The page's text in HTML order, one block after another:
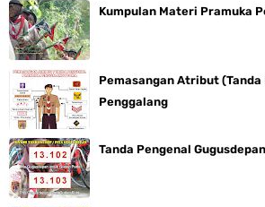
Kumpulan Materi Pramuka
Pemasangan Atribut (Tanda
Penggalang
Tanda Pengenal